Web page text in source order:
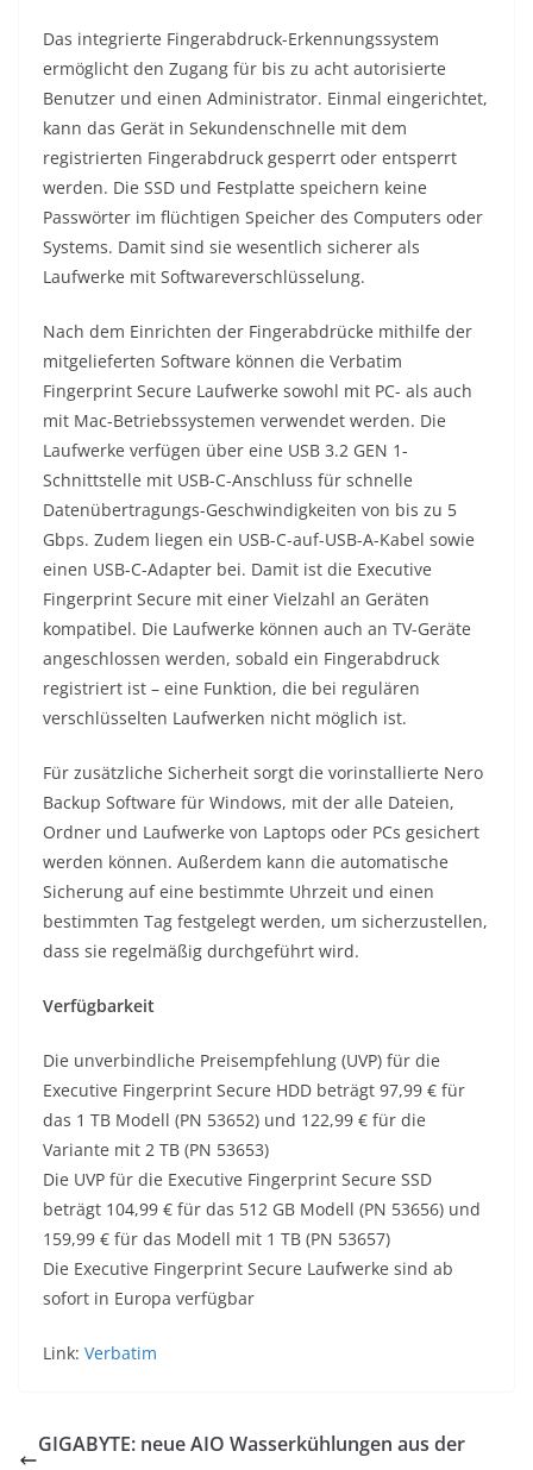
Das integrierte Fingerabdruck-Erkennungssystem
ermöglicht den Zugang für bis zu acht autorisierte
Benutzer und einen Administrator. Einmal eingerichtet,
kann das Gerät in Sekundenschnelle mit dem
registrierten Fingerabdruck gesperrt oder entsperrt
werden. Die SSD und Festplatte speichern keine
Passwörter im flüchtigen Speicher des Computers oder
Systems. Damit sind sie wesentlich sicherer als
Laufwerke mit Softwareverschlüsselung.
Nach dem Einrichten der Fingerabdrücke mithilfe der
mitgelieferten Software können die Verbatim
Fingerprint Secure Laufwerke sowohl mit PC- als auch
mit Mac-Betriebssystemen verwendet werden. Die
Laufwerke verfügen über eine USB 3.2 GEN 1-
Schnittstelle mit USB-C-Anschluss für schnelle
Datenübertragungs-Geschwindigkeiten von bis zu 5
Gbps. Zudem liegen ein USB-C-auf-USB-A-Kabel sowie
einen USB-C-Adapter bei. Damit ist die Executive
Fingerprint Secure mit einer Vielzahl an Geräten
kompatibel. Die Laufwerke können auch an TV-Geräte
angeschlossen werden, sobald ein Fingerabdruck
registriert ist – eine Funktion, die bei regulären
verschlüsselten Laufwerken nicht möglich ist.
Für zusätzliche Sicherheit sorgt die vorinstallierte Nero
Backup Software für Windows, mit der alle Dateien,
Ordner und Laufwerke von Laptops oder PCs gesichert
werden können. Außerdem kann die automatische
Sicherung auf eine bestimmte Uhrzeit und einen
bestimmten Tag festgelegt werden, um sicherzustellen,
dass sie regelmäßig durchgeführt wird.
Verfügbarkeit
Die unverbindliche Preisempfehlung (UVP) für die
Executive Fingerprint Secure HDD beträgt 97,99 € für
das 1 TB Modell (PN 53652) und 122,99 € für die
Variante mit 2 TB (PN 53653)
Die UVP für die Executive Fingerprint Secure SSD
beträgt 104,99 € für das 512 GB Modell (PN 53656) und
159,99 € für das Modell mit 1 TB (PN 53657)
Die Executive Fingerprint Secure Laufwerke sind ab
sofort in Europa verfügbar
Link: Verbatim
GIGABYTE: neue AIO Wasserkühlungen aus der